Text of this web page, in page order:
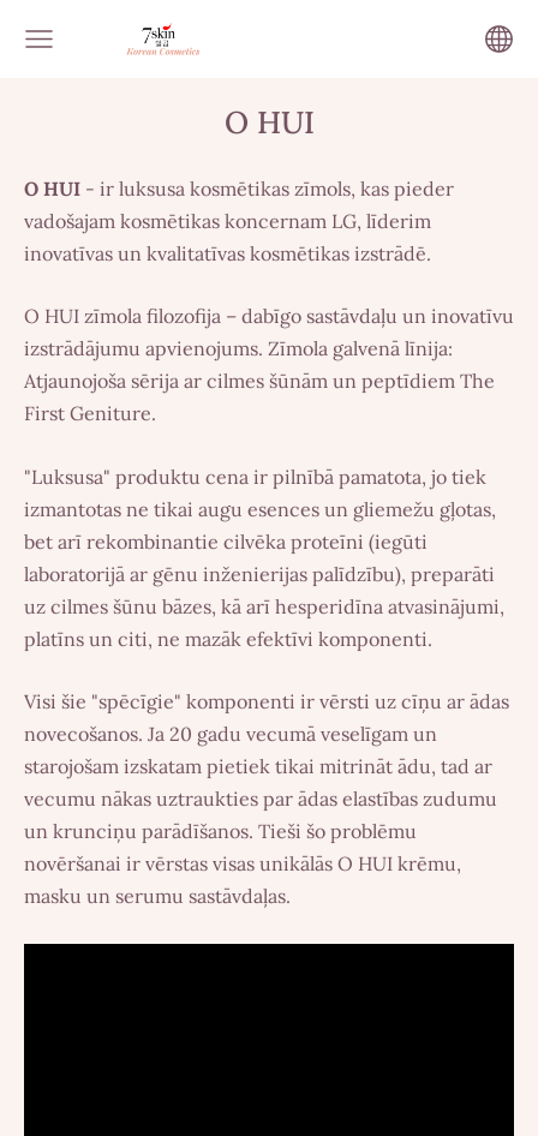
O HUI
O HUI - ir luksusa kosmētikas zīmols, kas pieder
vadošajam kosmētikas koncernam LG, līderim
inovatīvas un kvalitatīvas kosmētikas izstrādē.
O HUI zīmola filozofija – dabīgo sastāvdaļu un inovatīvu
izstrādājumu apvienojums. Zīmola galvenā līnija:
Atjaunojoša sērija ar cilmes šūnām un peptīdiem The
First Geniture.
"Luksusa" produktu cena ir pilnībā pamatota, jo tiek
izmantotas ne tikai augu esences un gliemežu gļotas,
bet arī rekombinantie cilvēka proteīni (iegūti
laboratorijā ar gēnu inženierijas palīdzību), preparāti
uz cilmes šūnu bāzes, kā arī hesperidīna atvasinājumi,
platīns un citi, ne mazāk efektīvi komponenti.
Visi šie "spēcīgie" komponenti ir vērsti uz cīņu ar ādas
novecošanos. Ja 20 gadu vecumā veselīgam un
starojošam izskatam pietiek tikai mitrināt ādu, tad ar
vecumu nākas uztraukties par ādas elastības zudumu
un krunciņu parādīšanos. Tieši šo problēmu
novēršanai ir vērstas visas unikālās O HUI krēmu,
masku un serumu sastāvdaļas.